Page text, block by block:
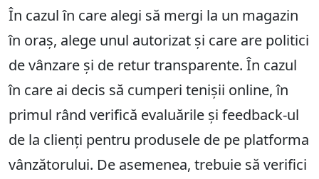
În cazul în care alegi să mergi la un magazin
în oraș, alege unul autorizat și care are politici
de vânzare și de retur transparente. În cazul
în care ai decis să cumperi tenișii online, în
primul rând verifică evaluările și feedback-ul
de la clienți pentru produsele de pe platforma
vânzătorului. De asemenea, trebuie să verifici